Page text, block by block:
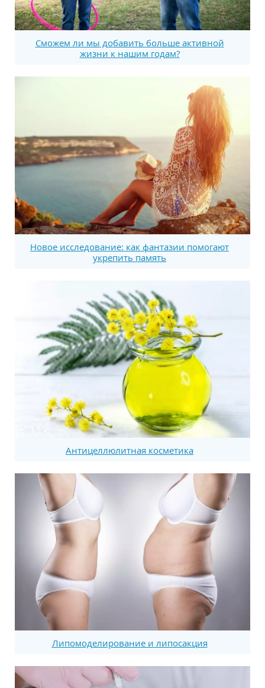
Сможем ли мы добавить больше активной
жизни к нашим годам?
Новое исследование: как фантазии помогают
укрепить память
Антицеллюлитная косметика
Липомоделирование и липосакция